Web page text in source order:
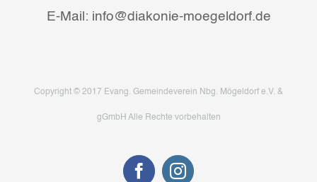
E-Mail: info@diakonie-moegeldorf.de
Copyright © 2017 Evang. Gemeindeverein Nbg. Mögeldorf e.V. &
gGmbH Alle Rechte vorbehalten
FacebookInstagram